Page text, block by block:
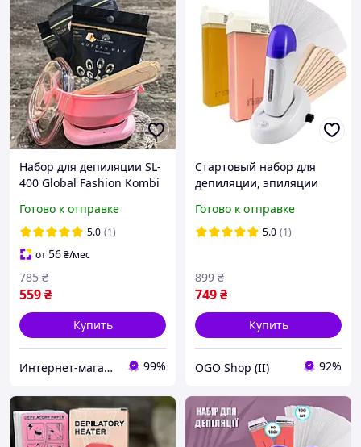
Набор для депиляции SL-
400 Global Fashion Kombi
Готово к отправке
5.0 (1)
от56₴/мес
559₴
785 ₴
Купить
Интернет-магазин Star Beauty 99%
Стартовый набор для
депиляции, эпиляции
базе, воск, полоски,
деревянные шпателя) OG
Готово к отправке
5.0 (1)
749₴
899 ₴
Купить
OGO Shop (II) 92%